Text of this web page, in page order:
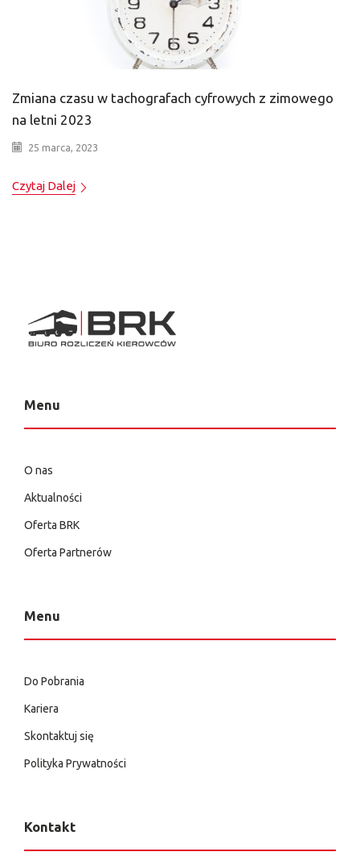
Zmiana czasu w tachografach cyfrowych z zimowego
na letni 2023
25 marca, 2023
Czytaj Dalej
Menu
O nas
Aktualności
Oferta BRK
Oferta Partnerów
Menu
Do Pobrania
Kariera
Skontaktuj się
Polityka Prywatności
Kontakt